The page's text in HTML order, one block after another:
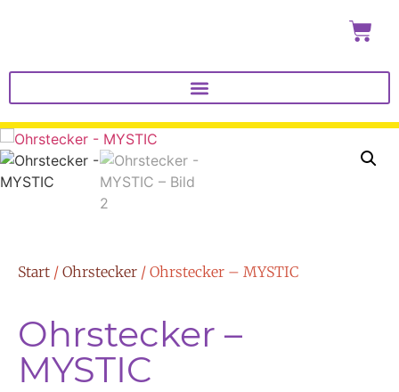
Start / Ohrstecker / Ohrstecker – MYSTIC
Ohrstecker –
MYSTIC